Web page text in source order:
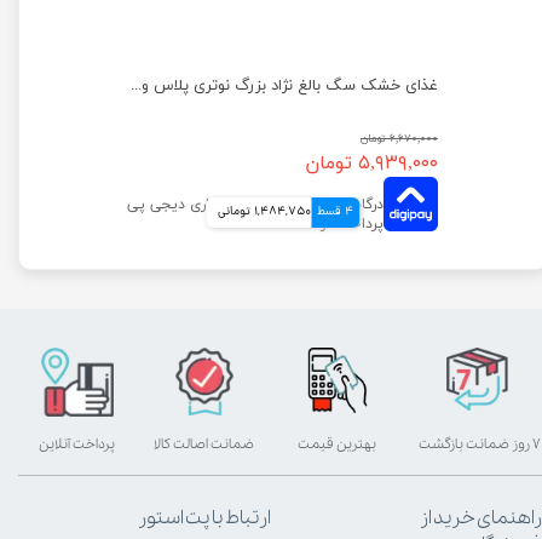
غذای خشک سگ بالغ نژاد بزرگ نوتری پلاس وزن 15 کیلوگرم
۶,۶۷۰,۰۰۰ تومان
۵,۹۳۹,۰۰۰ تومان
4 قسط 1,484,750 تومانی
بهترین قیمت پرداخت آنلاین ۷ روز ضمانت بازگشت ضمانت اصالت کالا
راهنمای خرید از
ارتباط با پت استور